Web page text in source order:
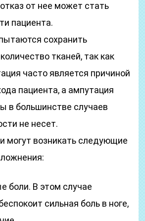
от нее может стать
пациента.
сохранить
тканей, так как
часто является причиной
пациента, а ампутация
в большинстве случаев
не несет.
могут возникать следующие
боли. В этом случае
сильная боль в ноге,